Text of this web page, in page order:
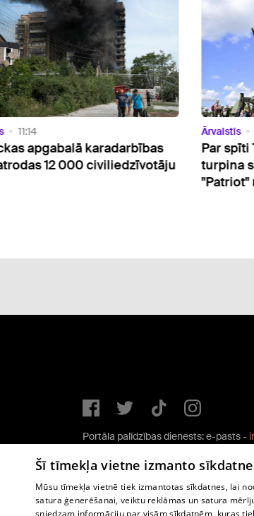
karadarbības
civiliedzīvotāju
08:19
Par spīti Trampa
turpina sarunas ar
"Patriot" ražošanu
Portāla palīdzības dienests: e-pasts -
Copyright © 2004-2026 SIA HELIO
Šī tīmekļa vietne izmanto
Mūsu tīmekļa vietnē tiek izmantotas sīkdatnes, lai
satura ģenerēšanai, veiktu reklāmas un satura
sniedzam informāciju par visām sīkdatnēm, kuras